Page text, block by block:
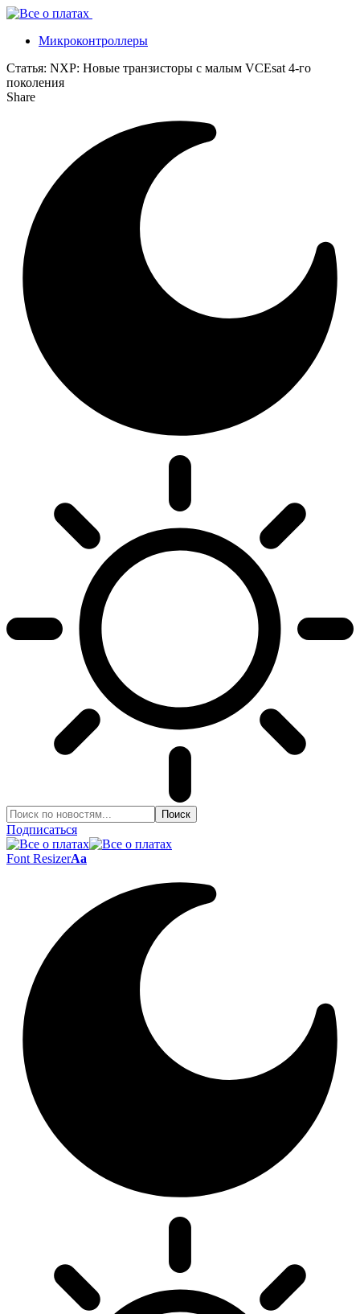
Микроконтроллеры
Статья: NXP: Новые транзисторы с малым VCEsat 4-го
поколения
Share
Подписаться
Font ResizerAa